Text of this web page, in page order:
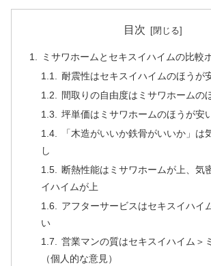
目次
ミサワホームとセキスイハイムの比較
耐震性はセキスイハイムのほうが
間取りの自由度はミサワホームの
坪単価はミサワホームのほうが安
「木造がいいか鉄骨がいいか」は
し
断熱性能はミサワホームが上、気
イハイムが上
アフターサービスはセキスイハイ
い
営業マンの質はセキスイハイム＞
（個人的な意見）